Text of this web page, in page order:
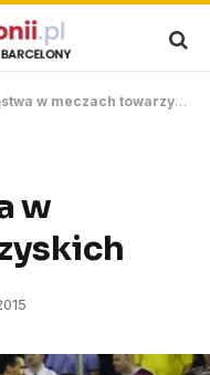
w meczach towarzyskich
w